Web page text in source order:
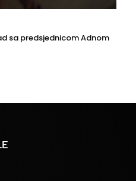
sa predsjednicom Adnom